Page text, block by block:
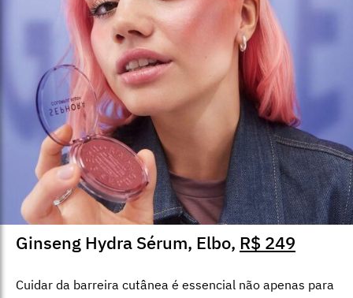
Ginseng Hydra Sérum, Elbo, R$ 249
Cuidar da barreira cutânea é essencial não apenas para